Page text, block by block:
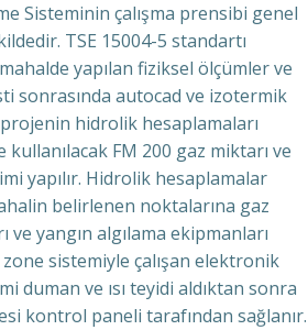
Sisteminin çalışma prensibi genel
TSE 15004-5 standartı
yapılan fiziksel ölçümler ve
sonrasında autocad ve izotermik
hidrolik hesaplamaları
kullanılacak FM 200 gaz miktarı ve
yapılır. Hidrolik hesaplamalar
belirlenen noktalarına gaz
ve yangın algılama ekipmanları
sistemiyle çalışan elektronik
duman ve ısı teyidi aldıktan sonra
kontrol paneli tarafından sağlanır.